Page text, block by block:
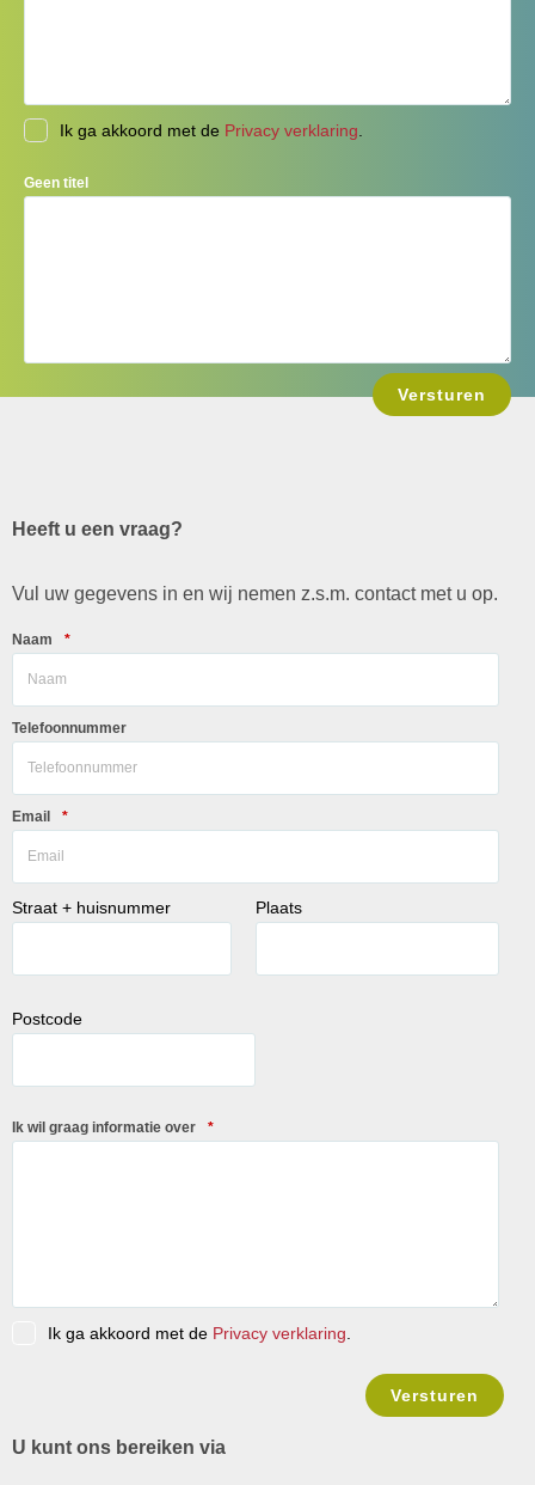
Ik ga akkoord met de Privacy verklaring
Geen titel
Heeft u een vraag?
Vul uw gegevens in en wij nemen z.s.m. contact met u op.
Naam *
Telefoonnummer
Email *
Straat + huisnummer Plaats
Postcode
Ik wil graag informatie over *
Ik ga akkoord met de Privacy verklaring
U kunt ons bereiken via